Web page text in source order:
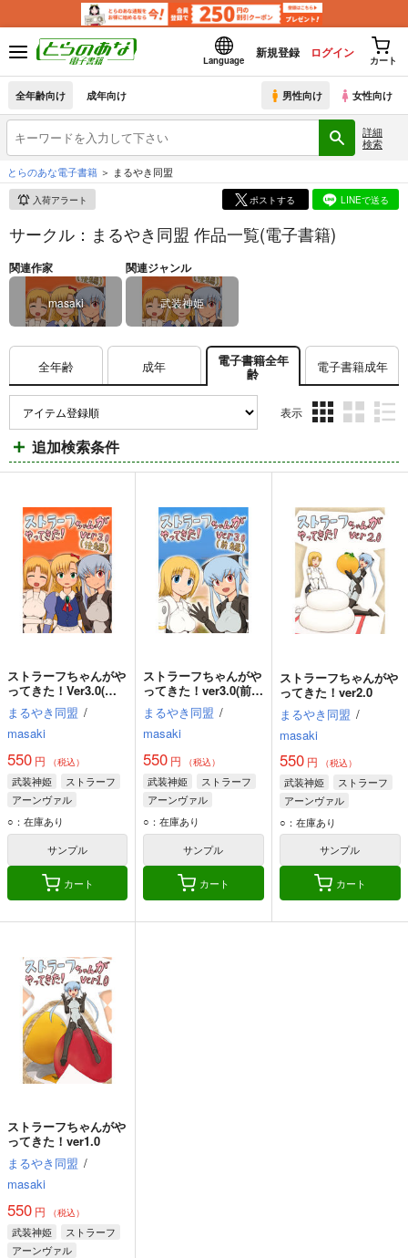
Language
新規登録 ログイン
カート
全年齢向け 成年向け 男性向け 女性向け
詳細
検索
とらのあな電子書籍 まるやき同盟
入荷アラート ポストする LINEで送る
サークル：まるやき同盟 作品一覧(電子書籍)
関連作家
masaki
関連ジャンル
武装神姫
全年齢 成年 電子書籍全年
齢 電子書籍成年
表示
ム
表
ム
表
ム
表
追加検索条件
ストラーフちゃんがや
ってきた！Ver3.0(後
編)
まるやき同盟 /
masaki
550 円 （税込）
武装神姫
ストラーフ
アーンヴァル
○：在庫あり
サンプル
カート
ストラーフちゃんがや
ってきた！ver3.0(前
編)
まるやき同盟 /
masaki
550 円 （税込）
武装神姫
ストラーフ
アーンヴァル
○：在庫あり
サンプル
カート
ストラーフちゃんがや
ってきた！ver2.0
まるやき同盟 /
masaki
550円 （税込）
武装神姫
ストラーフ
アーンヴァル
○：在庫あり
サンプル
カート
ストラーフちゃんがや
ってきた！ver1.0
まるやき同盟 /
masaki
550 円 （税込）
武装神姫
ストラーフ
アーンヴァル